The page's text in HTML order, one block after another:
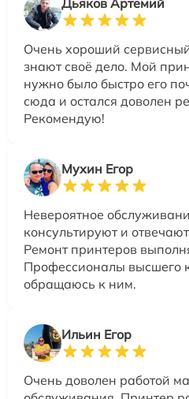
Дьяков Артемий
Очень хороший
знают своё дело. Мой
нужно было быстро его
сюда и остался доволен
Рекомендую!
Мухин Егор
Невероятное
консультируют и
Ремонт принтеров
Профессионалы высшего
обращаюсь к ним.
Ильин Егор
Очень доволен работой